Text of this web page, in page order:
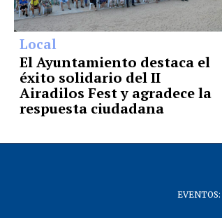
Local
El Ayuntamiento destaca el
éxito solidario del II
Airadilos Fest y agradece la
respuesta ciudadana
EVENTOS: